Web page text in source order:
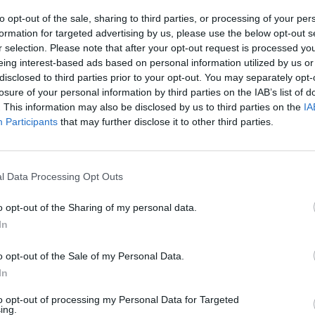
opt-out of the sale, sharing to third parties, or processing of your
for targeted advertising by us, please use the below opt-out
selection. Please note that after your opt-out request is processed
interest-based ads based on personal information utilized by us
to third parties prior to your opt-out. You may separately
of your personal information by third parties on the IAB’s list of
This information may also be disclosed by us to third parties on the
Participants that may further disclose it to other third parties.
Data Processing Opt Outs
opt-out of the Sharing of my personal data.
opt-out of the Sale of my Personal Data.
opt-out of processing my Personal Data for Targeted
του Δημάρχου Γορτυνίας Ευστάθιου Κούλη με τον
Ταμείου για την πορεία των ενταγμένων έργων
προοπτικές
2025 21:14
του Δημάρχου Σπάρτης με τον
Ταμείου
για τα έργα του Δήμου Σπάρτης που έχουν ενταχθεί
Ταμείο σε σχολεία, άλσος Γουδε και παιδικές χαρές